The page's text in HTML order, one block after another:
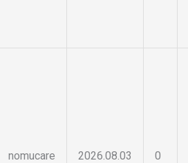
nomucare 2026.08.03 0